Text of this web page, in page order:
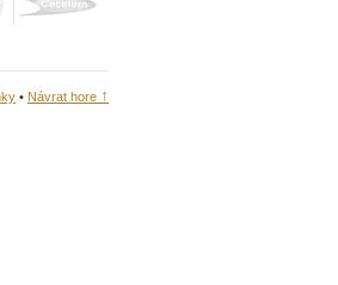
• Návrat hore ↑